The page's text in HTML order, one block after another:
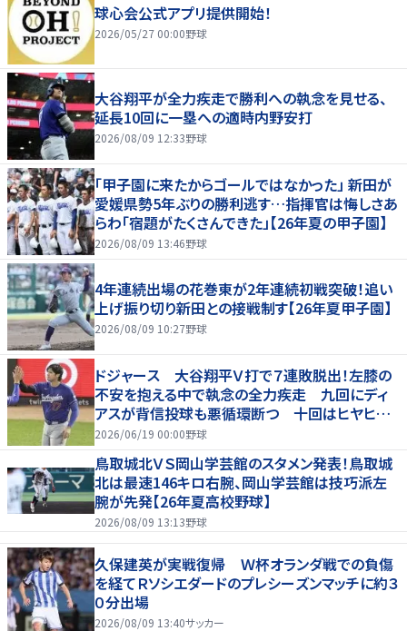
球心会公式アプリ提供開始！
2026/05/27 00:00野球
大谷翔平が全力疾走で勝利への執念を見せる、
延長10回に一塁への適時内野安打
2026/08/09 12:33野球
「甲子園に来たからゴールではなかった」 新田が
愛媛県勢5年ぶりの勝利逃す…指揮官は悔しさあ
らわ「宿題がたくさんできた」【26年夏の甲子園】
2026/08/09 13:46野球
4年連続出場の花巻東が2年連続初戦突破！追い
上げ振り切り新田との接戦制す【26年夏甲子園】
2026/08/09 10:27野球
ドジャース 大谷翔平Ｖ打で７連敗脱出！左膝の
不安を抱える中で執念の全力疾走 九回にディ
アスが背信投球も悪循環断つ 十回はヒヤヒヤ
もリード守る
2026/06/19 00:00野球
鳥取城北ＶＳ岡山学芸館のスタメン発表！鳥取城
北は最速146キロ右腕、岡山学芸館は技巧派左
腕が先発【26年夏高校野球】
2026/08/09 13:13野球
久保建英が実戦復帰 Ｗ杯オランダ戦での負傷
を経てＲソシエダードのプレシーズンマッチに約３
０分出場
2026/08/09 13:40サッカー